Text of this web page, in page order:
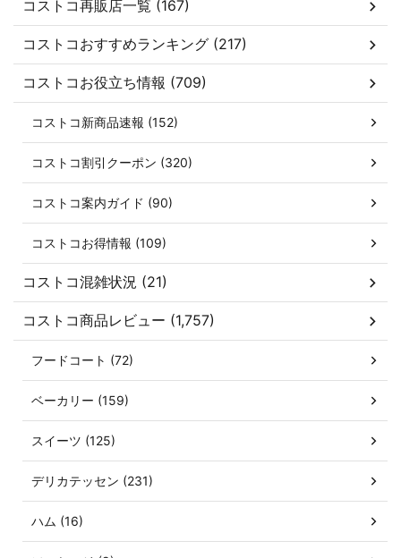
コストコ再販店一覧 (167)
コストコおすすめランキング (217)
コストコお役立ち情報 (709)
コストコ新商品速報 (152)
コストコ割引クーポン (320)
コストコ案内ガイド (90)
コストコお得情報 (109)
コストコ混雑状況 (21)
コストコ商品レビュー (1,757)
フードコート (72)
ベーカリー (159)
スイーツ (125)
デリカテッセン (231)
ハム (16)